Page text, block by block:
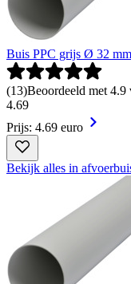
Buis PPC grijs Ø 32
(13)Beoordeeld met 4.9
4.69
Prijs: 4.69 euro
Bekijk alles in